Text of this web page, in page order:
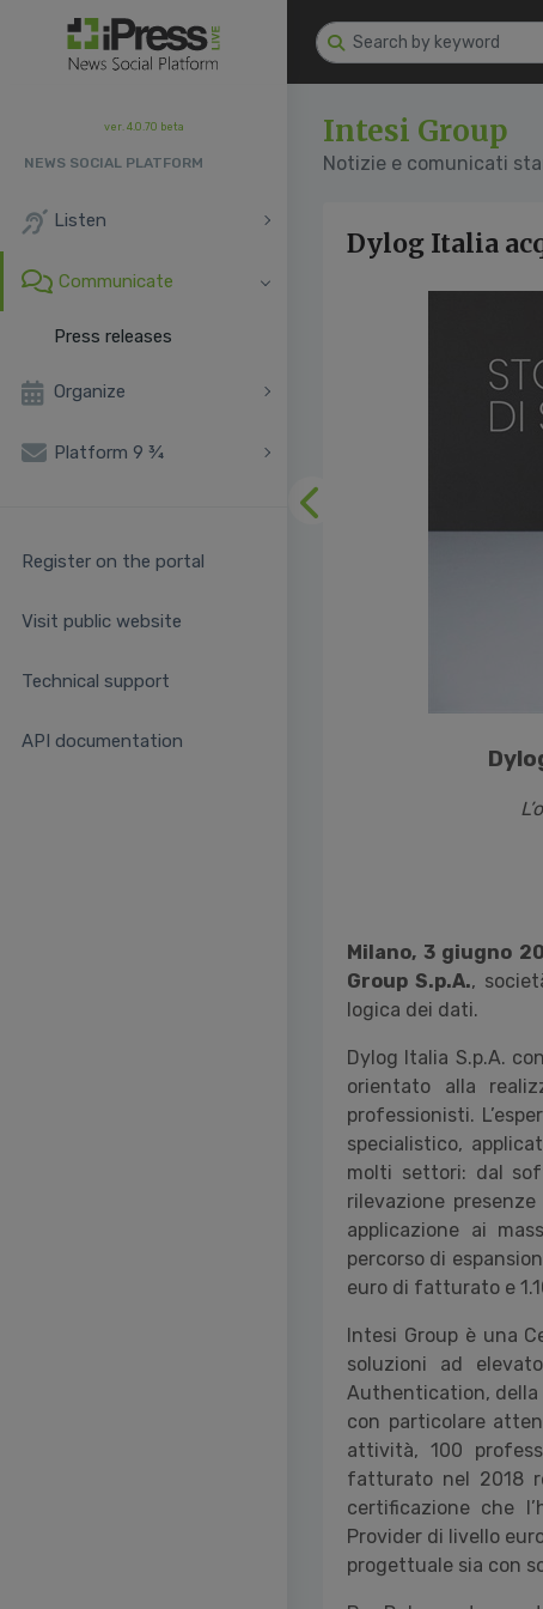
ver. 4.0.70 beta
NEWS SOCIAL PLATFORM
Listen
Communicate
Press releases
Organize
Platform 9 ¾
Register on the portal
Visit public website
Technical support
API documentation
Intesi Group
Notizie e comunicati
Dylog Italia
Previous
Milano, 3 giugno
Group S.p.A.,
logica dei dati.
Dylog Italia S.p.A.
orientato alla
professionisti.
specialistico,
molti settori: dal
rilevazione
applicazione ai
percorso di
euro di fatturato e
Intesi Group è una
soluzioni ad
Authentication, della
con particolare
attività, 100
fatturato nel 2018
certificazione che
Provider di livello
progettuale sia con